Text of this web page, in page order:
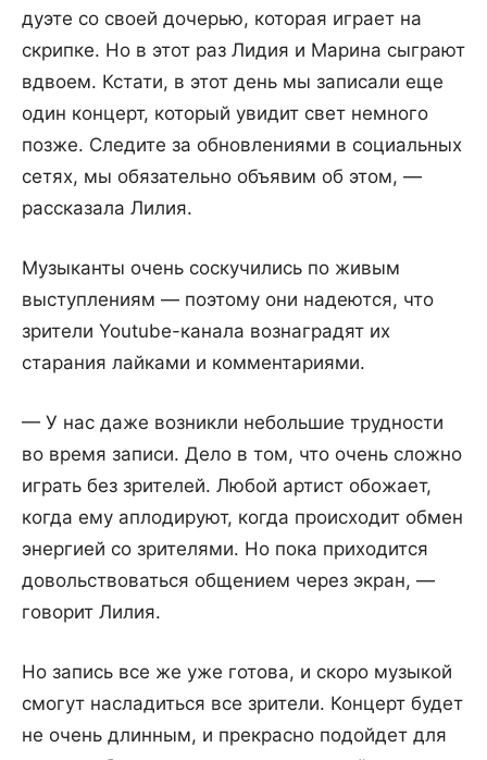
дуэте со своей дочерью, которая играет на
скрипке. Но в этот раз Лидия и Марина сыграют
вдвоем. Кстати, в этот день мы записали еще
один концерт, который увидит свет немного
позже. Следите за обновлениями в социальных
сетях, мы обязательно объявим об этом, —
рассказала Лилия.
Музыканты очень соскучились по живым
выступлениям — поэтому они надеются, что
зрители Youtube-канала вознаградят их
старания лайками и комментариями.
— У нас даже возникли небольшие трудности
во время записи. Дело в том, что очень сложно
играть без зрителей. Любой артист обожает,
когда ему аплодируют, когда происходит обмен
энергией со зрителями. Но пока приходится
довольствоваться общением через экран, —
говорит Лилия.
Но запись все же уже готова, и скоро музыкой
смогут насладиться все зрители. Концерт будет
не очень длинным, и прекрасно подойдет для